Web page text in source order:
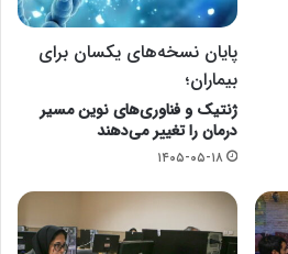
پایان نسخه‌های یکسان برای
بیماران؛
ژنتیک و فناوری‌های نوین مسیر
درمان را تغییر می‌دهند
۱۴۰۵-۰۵-۱۸